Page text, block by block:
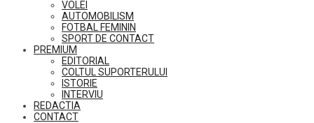
VOLEI
AUTOMOBILISM
FOTBAL FEMININ
SPORT DE CONTACT
PREMIUM
EDITORIAL
COLTUL SUPORTERULUI
ISTORIE
INTERVIU
REDACTIA
CONTACT